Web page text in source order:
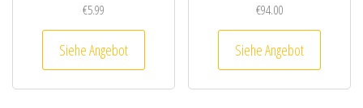
€5.99
Siehe Angebot
€94.00
Siehe Angebot